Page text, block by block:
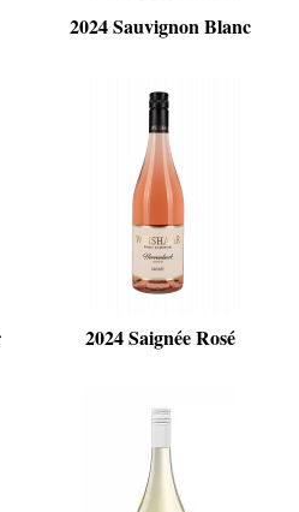
2024 Sauvignon Blanc
2024 Saignée Rosé